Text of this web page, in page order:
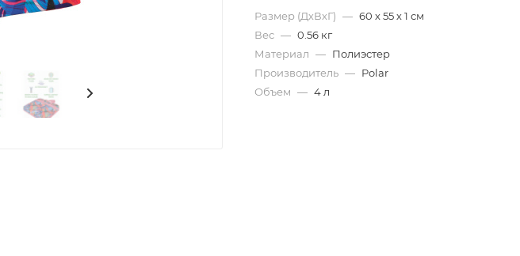
Размер (ДхВхГ) — 60 х 55 х 1 см
Вес — 0.56 кг
Материал — Полиэстер
Производитель — Polar
Объем — 4 л